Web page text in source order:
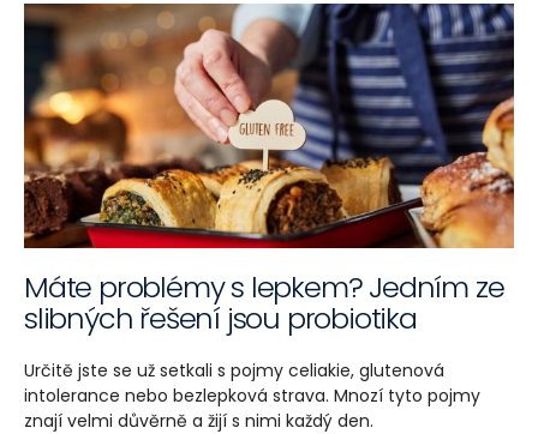
Máte problémy s lepkem? Jedním ze
slibných řešení jsou probiotika
Určitě jste se už setkali s pojmy celiakie, glutenová
intolerance nebo bezlepková strava. Mnozí tyto pojmy
znají velmi důvěrně a žijí s nimi každý den.